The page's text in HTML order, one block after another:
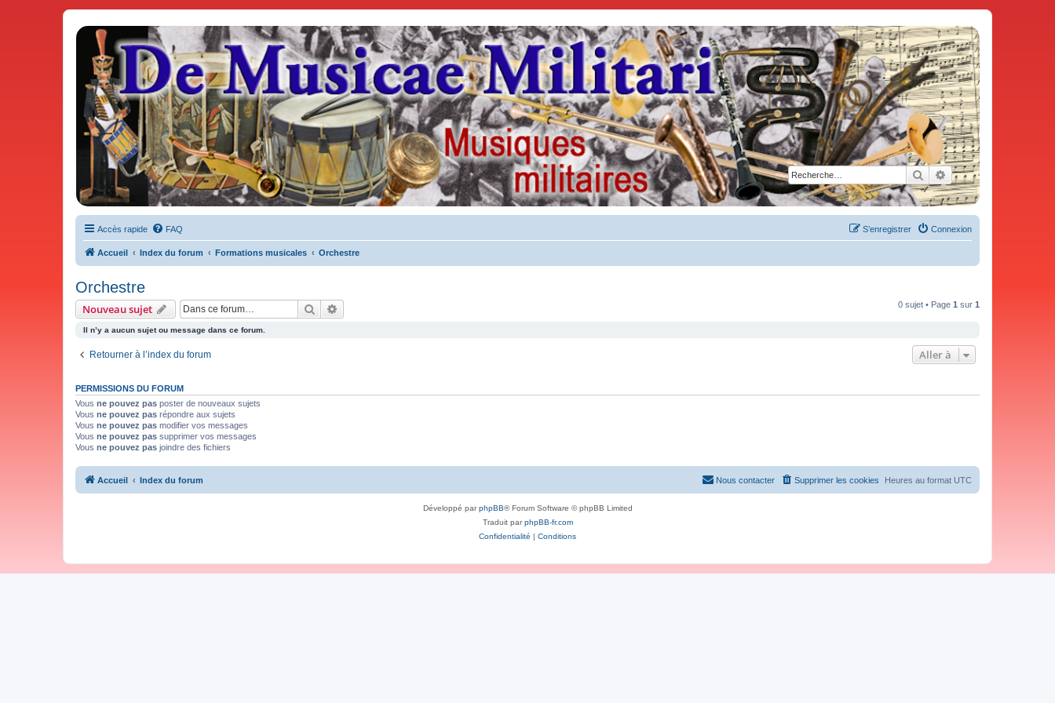
Rechercher
Recherche avancée
De Musicae Militari - Forums
Forums de discussions
Accès rapide FAQ Connexion
S’enregistrer
Accueil Index du forum Formations musicales Orchestre
Orchestre
Nouveau sujet Rechercher 0 sujet • Page 1 sur 1
Il n’y a aucun sujet ou message dans ce forum.
Retourner à l’index du forum Aller à
PERMISSIONS DU FORUM
Vous ne pouvez pas poster de nouveaux sujets
Vous ne pouvez pas répondre aux sujets
Vous ne pouvez pas modifier vos messages
Vous ne pouvez pas supprimer vos messages
Vous ne pouvez pas joindre des fichiers
Accueil Index du forum Heures au format UTC
Supprimer les cookies
Nous contacter
Développé parphpBB® Forum Software © phpBB Limited
Traduit parphpBB-fr.com
Confidentialité | Conditions